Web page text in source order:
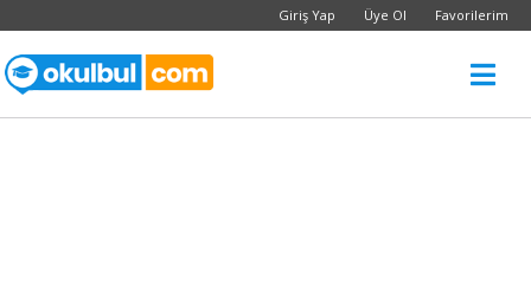
Giriş Yap Üye Ol Favorilerim